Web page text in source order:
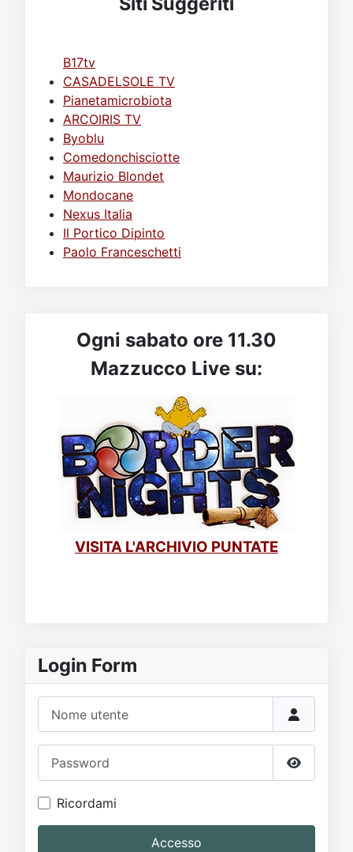
Login Form
Mostra
Ricordami
Accesso
B17tv
CASADELSOLE TV
Pianetamicrobiota
ARCOIRIS TV
Byoblu
Comedonchisciotte
Maurizio Blondet
Mondocane
Nexus Italia
Il Portico Dipinto
Paolo Franceschetti
Ogni sabato ore 11.30
Mazzucco Live su:
VISITA L'ARCHIVIO PUNTATE